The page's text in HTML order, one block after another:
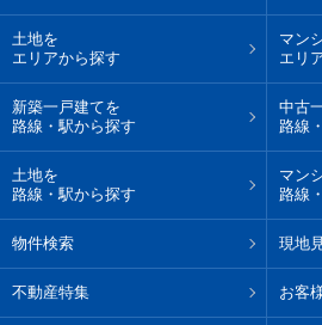
土地を
エリアから探す
マン
エリ
新築一戸建てを
路線・駅から探す
中古
路線
土地を
路線・駅から探す
マン
路線
物件検索 現地
不動産特集 お客